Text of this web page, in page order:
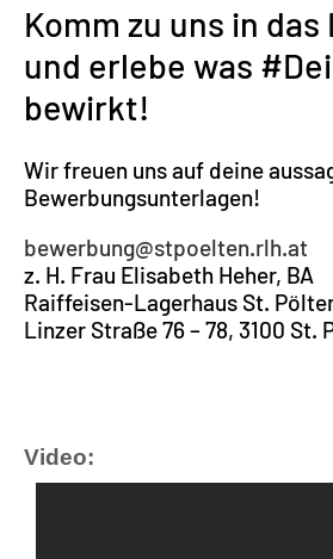
Komm zu uns in
und erlebe was
bewirkt!
Wir freuen uns auf deine
Bewerbungsunterlagen!
bewerbung@stpoelten.rlh.at
z. H. Frau Elisabeth Heher, BA
Raiffeisen-Lagerhaus St.
Linzer Straße 76 – 78, 3100 St.
Video: